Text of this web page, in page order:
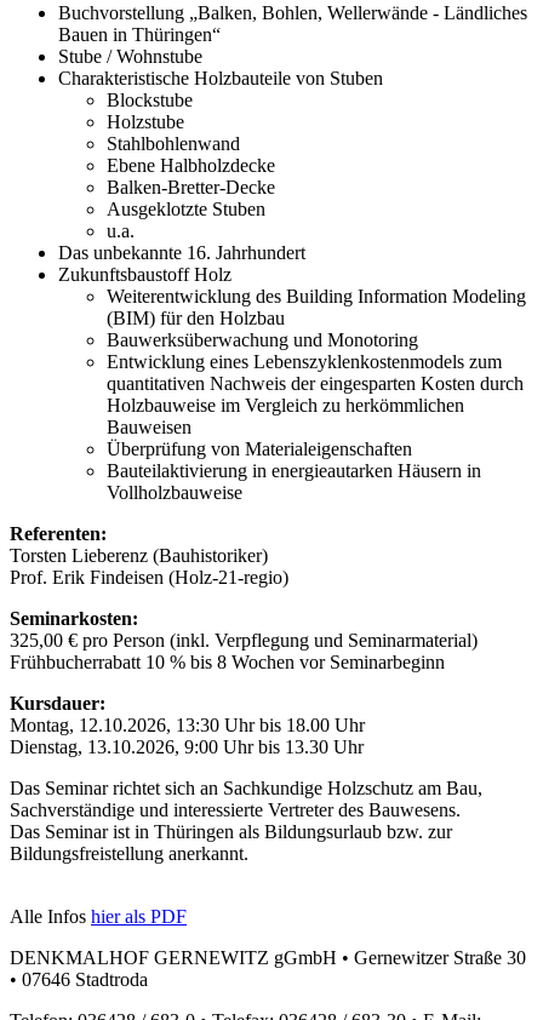
Buchvorstellung „Balken, Bohlen, Wellerwände - Ländliches
Bauen in Thüringen“
Stube / Wohnstube
Charakteristische Holzbauteile von Stuben
Blockstube
Holzstube
Stahlbohlenwand
Ebene Halbholzdecke
Balken-Bretter-Decke
Ausgeklotzte Stuben
u.a.
Das unbekannte 16. Jahrhundert
Zukunftsbaustoff Holz
Weiterentwicklung des Building Information Modeling
(BIM) für den Holzbau
Bauwerksüberwachung und Monotoring
Entwicklung eines Lebenszyklenkostenmodels zum
quantitativen Nachweis der eingesparten Kosten durch
Holzbauweise im Vergleich zu herkömmlichen
Bauweisen
Überprüfung von Materialeigenschaften
Bauteilaktivierung in energieautarken Häusern in
Vollholzbauweise
Referenten:
Torsten Lieberenz (Bauhistoriker)
Prof. Erik Findeisen (Holz-21-regio)
Seminarkosten:
325,00 € pro Person (inkl. Verpflegung und Seminarmaterial)
Frühbucherrabatt 10 % bis 8 Wochen vor Seminarbeginn
Kursdauer:
Montag, 12.10.2026, 13:30 Uhr bis 18.00 Uhr
Dienstag, 13.10.2026, 9:00 Uhr bis 13.30 Uhr
Das Seminar richtet sich an Sachkundige Holzschutz am Bau,
Sachverständige und interessierte Vertreter des Bauwesens.
Das Seminar ist in Thüringen als Bildungsurlaub bzw. zur
Bildungsfreistellung anerkannt.
Alle Infos hier als PDF
DENKMALHOF GERNEWITZ gGmbH • Gernewitzer Straße 30
• 07646 Stadtroda